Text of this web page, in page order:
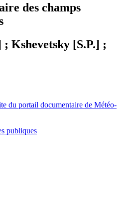
des champs
Kshevetsky [S.P.] ;
du portail documentaire de Météo-
publiques